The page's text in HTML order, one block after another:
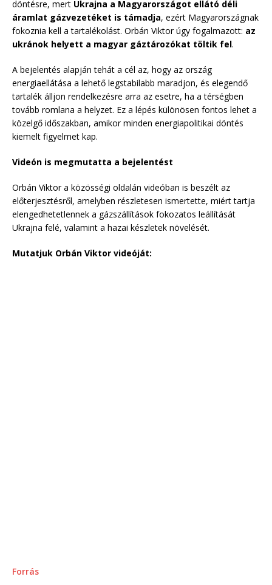
döntésre, mert Ukrajna a Magyarországot ellátó déli
áramlat gázvezetéket is támadja, ezért Magyarországnak
fokoznia kell a tartalékolást. Orbán Viktor úgy fogalmazott: az
ukránok helyett a magyar gáztározókat töltik fel.
A bejelentés alapján tehát a cél az, hogy az ország
energiaellátása a lehető legstabilabb maradjon, és elegendő
tartalék álljon rendelkezésre arra az esetre, ha a térségben
tovább romlana a helyzet. Ez a lépés különösen fontos lehet a
közelgő időszakban, amikor minden energiapolitikai döntés
kiemelt figyelmet kap.
Videón is megmutatta a bejelentést
Orbán Viktor a közösségi oldalán videóban is beszélt az
előterjesztésről, amelyben részletesen ismertette, miért tartja
elengedhetetlennek a gázszállítások fokozatos leállítását
Ukrajna felé, valamint a hazai készletek növelését.
Mutatjuk Orbán Viktor videóját:
Forrás